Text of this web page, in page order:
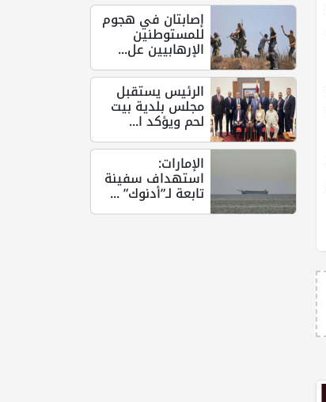
إصابتان في هجوم
للمستوطنين
الإرهابيين عل...
الرئيس يستقبل
مجلس بلدية بيت
لحم ويؤكد ا...
الإمارات:
استهداف سفينة
تابعة لـ”أدنوك” ...